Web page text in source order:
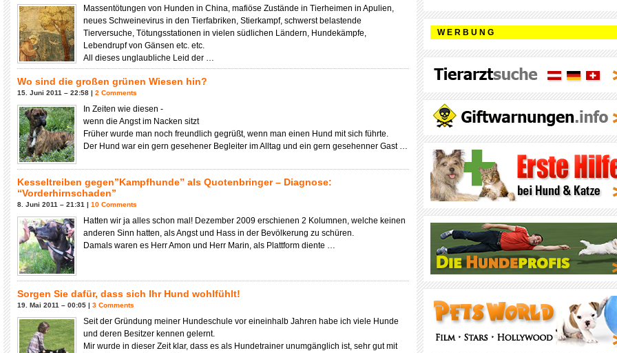
Massentötungen von Hunden in China, mafiöse Zustände in Tierheimen in Apulien,
neues Schweinevirus in den Tierfabriken, Stierkampf, schwerst belastende
Tierversuche, Tötungsstationen in vielen südlichen Ländern, Hundekämpfe,
Lebendrupf von Gänsen etc. etc.
All dieses unglaubliche Leid der …
Wo sind die großen grünen Wiesen hin?
15. Juni 2011 – 22:58 | 2 Comments
In Zeiten wie diesen -
wenn die Angst im Nacken sitzt
Früher wurde man noch freundlich gegrüßt, wenn man einen Hund mit sich führte.
Der Hund war ein gern gesehener Begleiter im Alltag und ein gern gesehenner Gast …
Kesseltreiben gegen”Kampfhunde” als Quotenbringer – Diagnose:
“Vorderhirnschaden”
8. Juni 2011 – 21:31 | 10 Comments
Hatten wir ja alles schon mal! Dezember 2009 erschienen 2 Kolumnen, welche keinen
anderen Sinn hatten, als Angst und Hass in der Bevölkerung zu schüren.
Damals waren es Herr Amon und Herr Marin, als Plattform diente …
Sorgen Sie dafür, dass sich Ihr Hund wohlfühlt!
19. Mai 2011 – 00:05 | 3 Comments
Seit der Gründung meiner Hundeschule vor eineinhalb Jahren habe ich viele Hunde
und deren Besitzer kennen gelernt.
Mir wurde in dieser Zeit klar, dass es als Hundetrainer unumgänglich ist, sehr gut mit
W E R B U N G